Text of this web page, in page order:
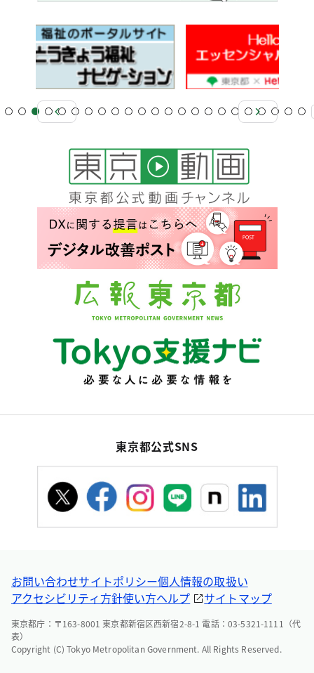
東京都公式SNS
お問い合わせサイトポリシー個人情報の取扱い
アクセシビリティ方針使い方ヘルプ サイトマップ
東京都庁：〒163-8001 東京都新宿区西新宿2-8-1 電話：03-5321-1111（代
表）
Copyright (C) Tokyo Metropolitan Government. All Rights Reserved.